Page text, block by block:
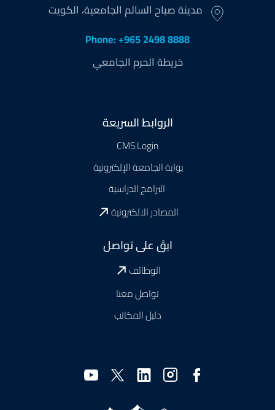
مدينة صباح السالم الجامعية، الكويت
Phone: +965 2498 8888
خريطة الحرم الجامعي
الروابط السريعة
CMS Login
بوابة الجامعة الإلكترونية
البرامج الدراسية
المصادر الالكترونية
ابقَ على تواصل
الوظائف
تواصل معنا
دليل المكاتب